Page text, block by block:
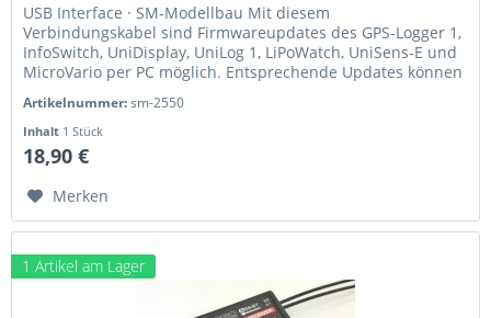
USB Interface · SM-Modellbau Mit diesem
Verbindungskabel sind Firmwareupdates des GPS-Logger 1,
InfoSwitch, UniDisplay, UniLog 1, LiPoWatch, UniSens-E und
MicroVario per PC möglich. Entsprechende Updates können
Artikelnummer:sm-2550
Inhalt 1 Stück
18,90 €
Merken
1 Artikel am Lager